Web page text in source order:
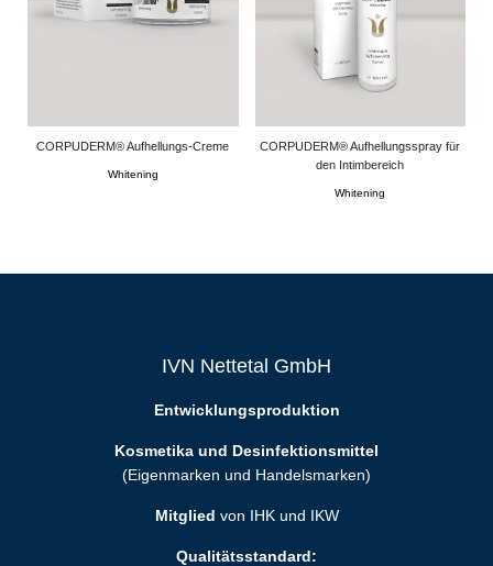
CORPUDERM® Aufhellungs-Creme
Whitening
CORPUDERM® Aufhellungsspray für
den Intimbereich
Whitening
IVN Nettetal GmbH
Entwicklungsproduktion
Kosmetika und Desinfektionsmittel
(Eigenmarken und Handelsmarken)
Mitglied von IHK und IKW
Qualitätsstandard: